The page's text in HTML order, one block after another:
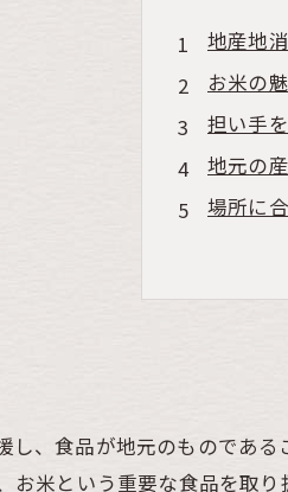
地産地
お米の
担い手
地元の
場所に
し、食品が地元のものであ
お米という重要な食品を取